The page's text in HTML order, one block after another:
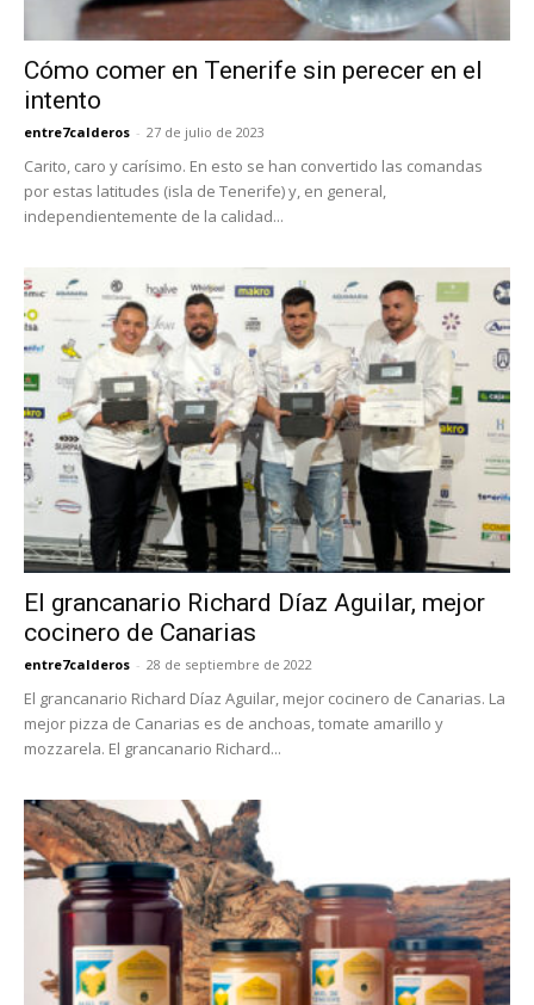
Cómo comer en Tenerife sin perecer en el
intento
entre7calderos - 27 de julio de 2023
Carito, caro y carísimo. En esto se han convertido las comandas
por estas latitudes (isla de Tenerife) y, en general,
independientemente de la calidad...
El grancanario Richard Díaz Aguilar, mejor
cocinero de Canarias
entre7calderos - 28 de septiembre de 2022
El grancanario Richard Díaz Aguilar, mejor cocinero de Canarias. La
mejor pizza de Canarias es de anchoas, tomate amarillo y
mozzarela. El grancanario Richard...